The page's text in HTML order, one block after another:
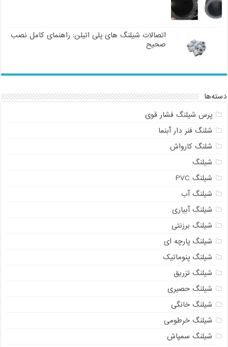
اتصالات شیلنگ های پلی اتیلن: راهنمای کامل نصب
صحیح
دسته‌ها
پرس شیلنگ فشار قوی
شلنگ فنر دار آبنما
شلنگ کارواش
شیلنگ
شیلنگ PVC
شیلنگ آب
شیلنگ آبیاری
شیلنگ برزنتی
شیلنگ پارچه ای
شیلنگ پنوماتیک
شیلنگ تزریق
شیلنگ حصیری
شیلنگ خانگی
شیلنگ خرطومی
شیلنگ سمپاش